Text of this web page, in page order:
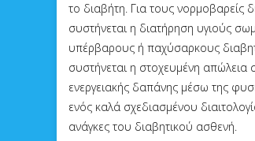
το διαβήτη. Για τους νορμοβαρείς
συστήνεται η διατήρηση υγιούς
υπέρβαρους ή παχύσαρκους
συστήνεται η στοχευμένη απώλεια
ενεργειακής δαπάνης μέσω της
ενός καλά σχεδιασμένου
ανάγκες του διαβητικού ασθενή.